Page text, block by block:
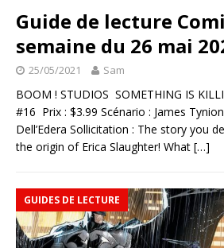
Guide de lecture
semaine du 26 mai
25/05/2021 Sam
BOOM ! STUDIOS SOMETHING IS
#16 Prix : $3.99 Scénario : James
Dell’Edera Sollicitation : The story you
the origin of Erica Slaughter! What […]
GUIDES DE LECTURE